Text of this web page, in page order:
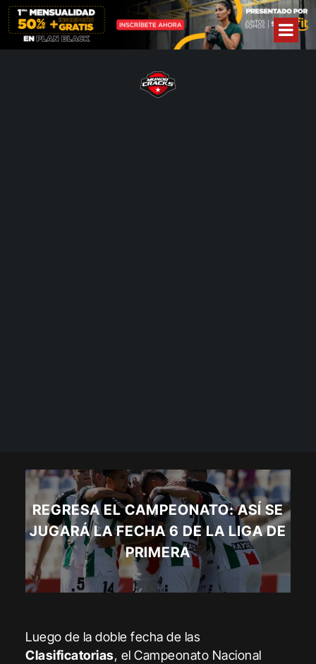
REGRESA EL CAMPEONATO: ASÍ SE
JUGARÁ LA FECHA 6 DE LA LIGA DE
PRIMERA
Luego de la doble fecha de las
Clasificatorias, el Campeonato Nacional